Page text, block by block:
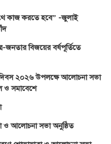
কাজ করতে হবে” -জুলাই
জনতার বিজয়ের বর্ষপূর্তিতে
২০২৬ উপলক্ষে আলোচনা সভা
ও সমাবেশে
ও আলোচনা সভা অনুষ্ঠিত